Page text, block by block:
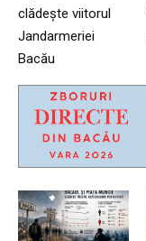
clădește viitorul
Jandarmeriei
Bacău